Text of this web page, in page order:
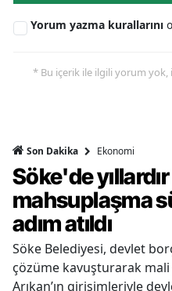
Yorum yazma kurallarını
* Bu içerik ile ilgili yorum yok,
Son Dakika Ekonomi
Söke'de
mahsuplaşma
adım atıldı
Söke Belediyesi, devlet
çözüme kavuşturarak
Arıkan’ın girişimleriyle